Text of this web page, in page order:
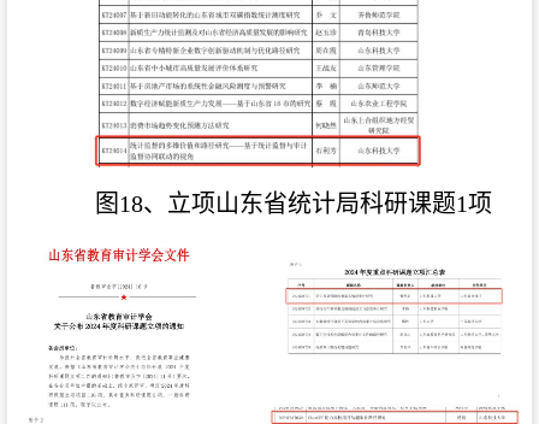
图18、立项山东省统计局科研课题1项